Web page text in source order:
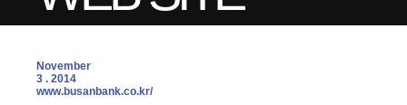
November
3 . 2014
www.busanbank.co.kr/